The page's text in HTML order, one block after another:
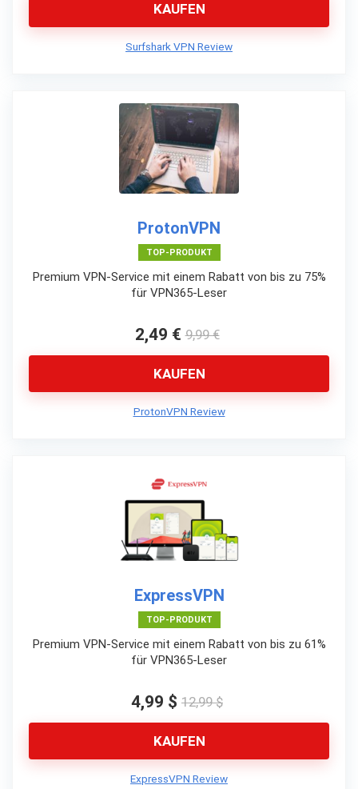
KAUFEN
Surfshark VPN Review
ProtonVPN
TOP-PRODUKT
Premium VPN-Service mit einem Rabatt von bis zu 75%
für VPN365-Leser
2,49 € 9,99 €
KAUFEN
ProtonVPN Review
ExpressVPN
TOP-PRODUKT
Premium VPN-Service mit einem Rabatt von bis zu 61%
für VPN365-Leser
4,99 $ 12,99 $
KAUFEN
ExpressVPN Review